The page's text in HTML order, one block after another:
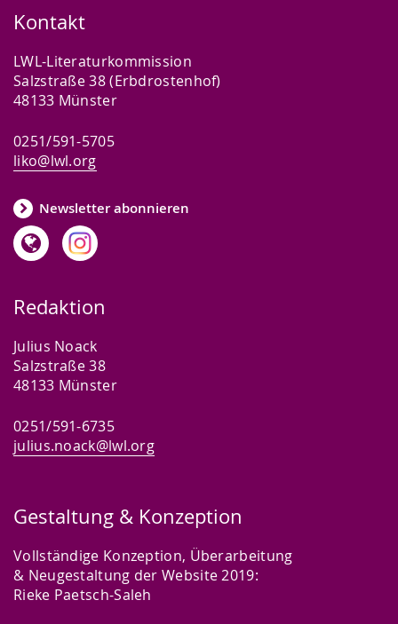
Kontakt
LWL-Literaturkommission
Salzstraße 38 (Erbdrostenhof)
48133 Münster
0251/591-5705
liko@lwl.org
Newsletter abonnieren
Redaktion
Julius Noack
Salzstraße 38
48133 Münster
0251/591-6735
julius.noack@lwl.org
Gestaltung & Konzeption
Vollständige Konzeption, Überarbeitung
& Neugestaltung der Website 2019:
Rieke Paetsch-Saleh